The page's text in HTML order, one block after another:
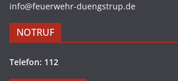
info@feuerwehr-duengstrup.de
NOTRUF
Telefon: 112